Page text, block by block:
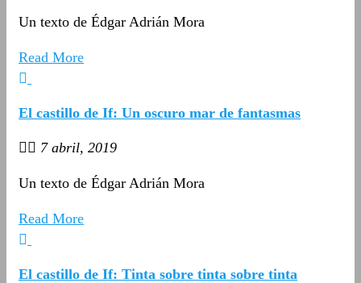
Un texto de Édgar Adrián Mora
Read More
El castillo de If: Un oscuro mar de fantasmas
7 abril, 2019
Un texto de Édgar Adrián Mora
Read More
El castillo de If: Tinta sobre tinta sobre tinta